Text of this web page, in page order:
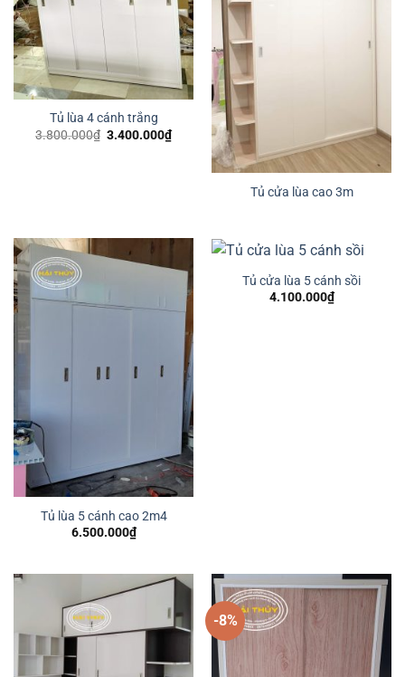
Tủ lùa 4 cánh trắng
3.800.000₫ Giá
3.400.000₫Giá
hiện
Tủ cửa lùa cao 3m
Tủ lùa 5 cánh cao 2m4
6.500.000₫
Tủ cửa lùa 5 cánh sồi
4.100.000₫
-8%